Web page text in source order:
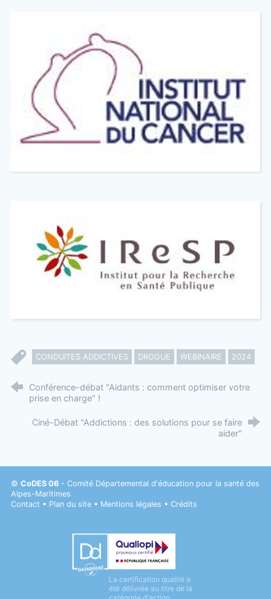
CONDUITES ADDICTIVES DROGUE WEBINAIRE 2024
Conférence-débat "Aidants : comment optimiser votre
prise en charge" !
Ciné-Débat "Addictions : des solutions pour se faire
aider"
© CoDES 06- Comité Départemental d'éducation pour la santé des
Alpes-Maritimes
Contact • Plan du site• Mentions légales • Crédits
Qualiopi
La certification qualité a
été délivrée au titre de la